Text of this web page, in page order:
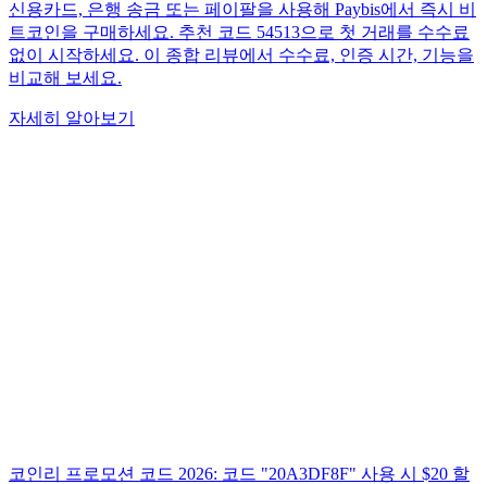
신용카드, 은행 송금 또는 페이팔을 사용해 Paybis에서 즉시 비
트코인을 구매하세요. 추천 코드 54513으로 첫 거래를 수수료
없이 시작하세요. 이 종합 리뷰에서 수수료, 인증 시간, 기능을
비교해 보세요.
자세히 알아보기
코인리 프로모션 코드 2026: 코드 "20A3DF8F" 사용 시 $20 할